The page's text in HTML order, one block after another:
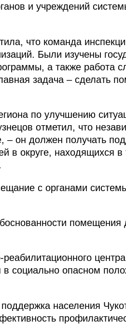
и учреждений
что команда
Были изучены
а также работа
задача – сделать
по улучшению
отметил, что
– он должен получать
в округе, находящихся в
с органами
помещения
социально опасном
населения